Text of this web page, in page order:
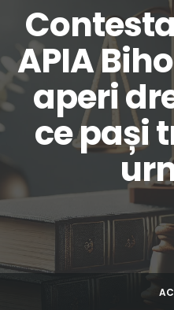
APIA
aperi
ce pași